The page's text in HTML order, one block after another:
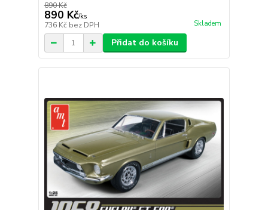
890 Kč
890 Kč/ks
736 Kč bez DPH Skladem
Přidat do košíku